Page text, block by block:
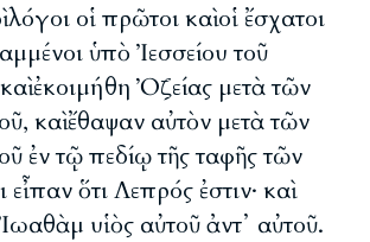
λόγοι οἱ πρῶτοι καὶ οἱ ἔσχατοι
ὑπὸ Ἰεσσείου τοῦ
καὶ ἐκοιμήθη Ὀζείας μετὰ τῶν
καὶ ἔθαψαν αὐτὸν μετὰ τῶν
ἐν τῷ πεδίῳ τῆς ταφῆς τῶν
ὅτι Λεπρός ἐστιν· καὶ
υἱὸς αὐτοῦ ἀντ᾽ αὐτοῦ.